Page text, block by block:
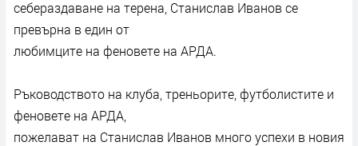
себераздаване на терена, Станислав Иванов се
превърна в един от
любимците на феновете на АРДА.
Ръководството на клуба, треньорите, футболистите и
феновете на АРДА,
пожелават на Станислав Иванов много успехи в новия